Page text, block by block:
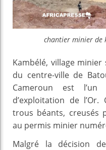
chantier minier de
Kambélé, village
du centre-ville de
Cameroun est l’un
d’exploitation de
trous béants, creusés
au permis minier
Malgré la décision